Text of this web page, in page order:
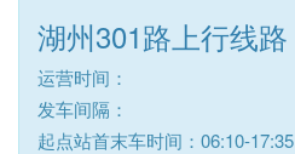
湖州301路上行线路
运营时间：
发车间隔：
起点站首末车时间：06:10-17:35